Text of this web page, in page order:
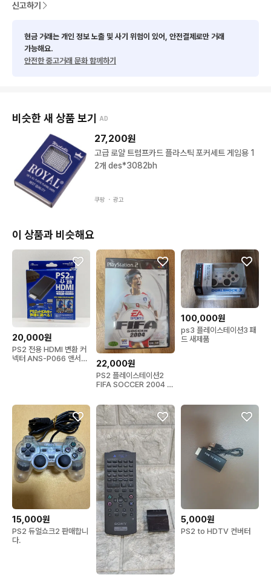
신고하기
현금 거래는 개인 정보 노출 및 사기 위험이 있어, 안전결제로만 거래
가능해요.
안전한 중고거래 문화 함께하기
비슷한 새 상품 보기 AD
27,200원
고급 로얄 트럼프카드 플라스틱 포커세트 게임용 1
2개 des*3082bh
쿠팡 ・ 광고
이 상품과 비슷해요
20,000원
PS2 전용 HDMI 변환 커
넥터 ANS-P066 앤서
22,000원
PS2 플레이스테이션2
FIFA SOCCER 2004 +
100,000원
ps3 플레이스테이션3 패
드 새제품
15,000원
PS2 듀얼쇼크2 판매합니
다.
5,000원
PS2 to HDTV 컨버터